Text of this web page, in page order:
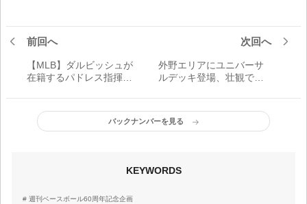
前回へ
【MLB】ダルビッシュが
在籍するパドレス指揮官
だわり成功
次回へ
外野エリアにユニバーサ
ルデッキ登場、壮観で試
メットライフドームエリ
ア改修工事トピックス
Vol.17
バックナンバーを見る
KEYWORDS
週刊ベースボール60周年記念企画